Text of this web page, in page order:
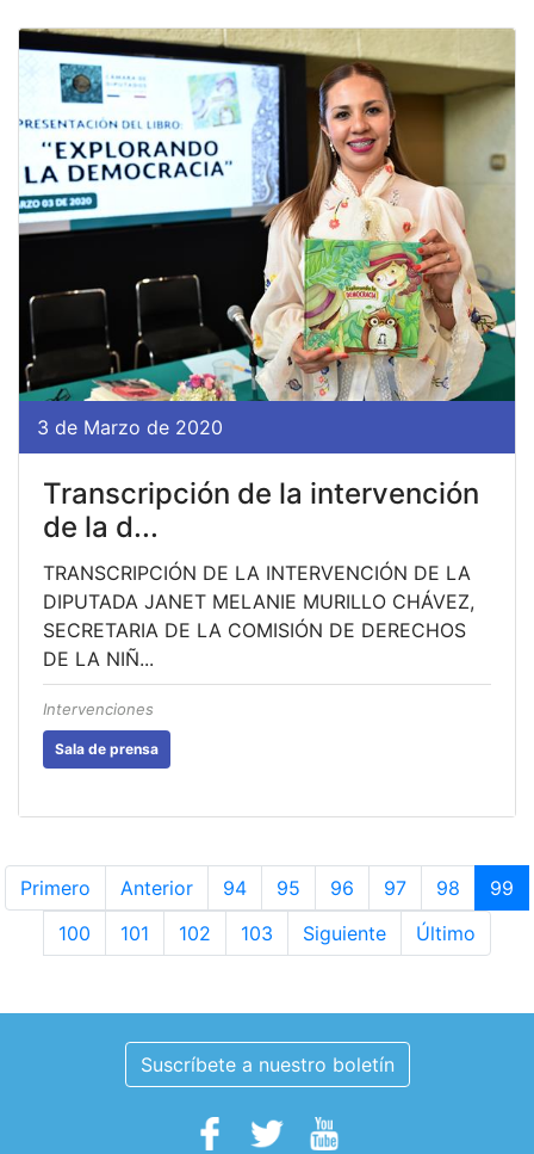
3 de Marzo de 2020
Transcripción de la intervención
de la d...
TRANSCRIPCIÓN DE LA INTERVENCIÓN DE LA
DIPUTADA JANET MELANIE MURILLO CHÁVEZ,
SECRETARIA DE LA COMISIÓN DE DERECHOS
DE LA NIÑ...
Intervenciones
Sala de prensa
Primero Anterior 94 95 96 97 98
99
100
101 102 103 Siguiente Último
Suscríbete a nuestro boletín